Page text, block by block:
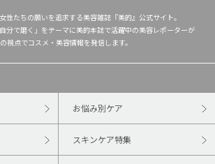
性たちの願いを追求する美容雑誌『美的』公式サイト。
分で磨く」をテーマに美的本誌で活躍中の美容レポーターが
視点でコスメ・美容情報を発信します。
お悩み別ケア
スキンケア特集